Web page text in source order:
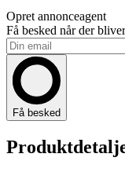
Opret annonceagent
Få besked når der
Få besked